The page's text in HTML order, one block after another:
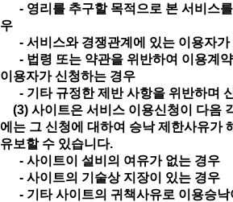
- 영리를 추구할 목적으로 본 서비스
우
- 서비스와 경쟁관계에 있는 이용자가
- 법령 또는 약관을 위반하여 이용계
이용자가 신청하는 경우
- 기타 규정한 제반 사항을 위반하며
(3) 사이트은 서비스 이용신청이 다음
에는 그 신청에 대하여 승낙 제한사유가
유보할 수 있습니다.
- 사이트이 설비의 여유가 없는 경우
- 사이트의 기술상 지장이 있는 경우
- 기타 사이트의 귀책사유로 이용승낙